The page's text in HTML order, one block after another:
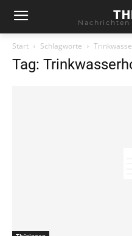
Nachrichten
Start Schlagworte
Tag: